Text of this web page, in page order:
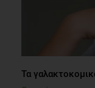
Τα